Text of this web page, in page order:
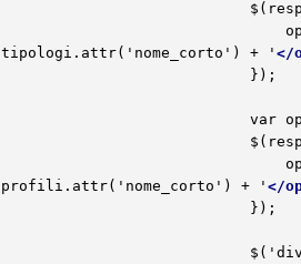
tipologi.attr('nome_corto') + ' </
profili.attr('nome_corto') + ' </